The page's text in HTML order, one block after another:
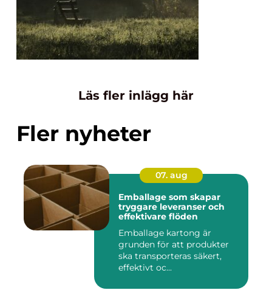
Läs fler inlägg här
Fler nyheter
07. aug
Emballage som skapar
tryggare leveranser och
effektivare flöden
Emballage kartong är
grunden för att produkter
ska transporteras säkert,
effektivt oc...